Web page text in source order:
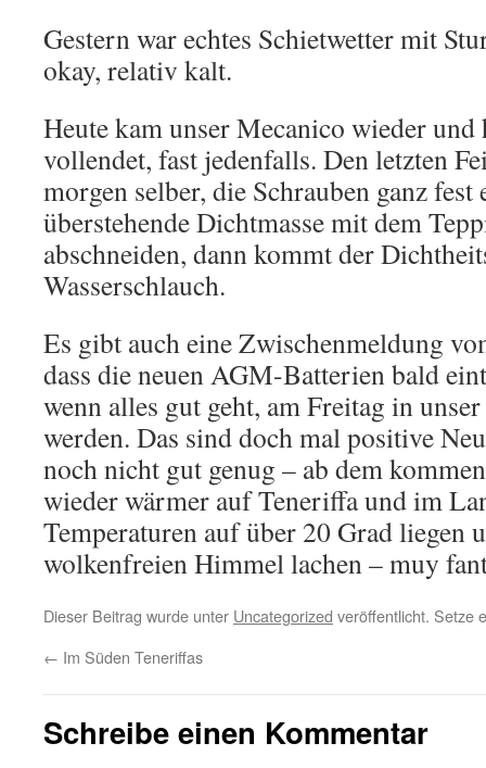
Gestern war echtes Schietwetter mit
okay, relativ kalt.
Heute kam unser Mecanico wieder und
vollendet, fast jedenfalls. Den letzten
morgen selber, die Schrauben ganz
überstehende Dichtmasse mit dem
abschneiden, dann kommt der
Wasserschlauch.
Es gibt auch eine Zwischenmeldung
dass die neuen AGM-Batterien bald
wenn alles gut geht, am Freitag in
werden. Das sind doch mal positive
noch nicht gut genug – ab dem
wieder wärmer auf Teneriffa und im
Temperaturen auf über 20 Grad liegen
wolkenfreien Himmel lachen – muy
Dieser Beitrag wurde unter Uncategorized veröffentlicht. Setze
← Im Süden Teneriffas
Schreibe einen Kommentar